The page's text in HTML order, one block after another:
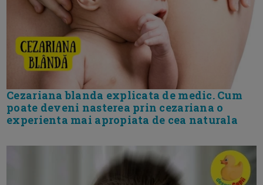
Cezariana blanda explicata de medic. Cum
poate deveni nasterea prin cezariana o
experienta mai apropiata de cea naturala